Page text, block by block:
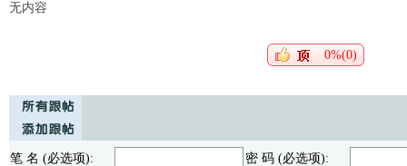
无内容
0%(0)
笔 名 (必选项):
密 码 (必选项):